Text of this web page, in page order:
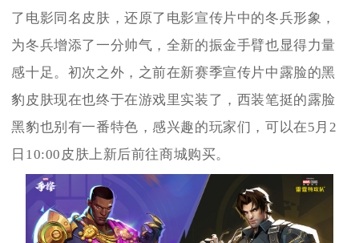
了电影同名皮肤，还原了电影宣传片中的冬兵形象，
为冬兵增添了一分帅气，全新的振金手臂也显得力量
感十足。初次之外，之前在新赛季宣传片中露脸的黑
豹皮肤现在也终于在游戏里实装了，西装笔挺的露脸
黑豹也别有一番特色，感兴趣的玩家们，可以在5月2
日10:00皮肤上新后前往商城购买。